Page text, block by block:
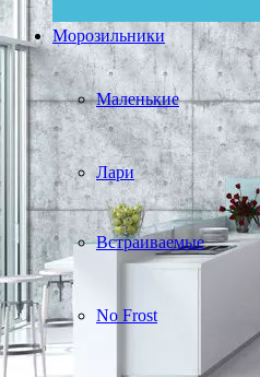
Морозильники
Маленькие
Лари
Встраиваемые
No Frost